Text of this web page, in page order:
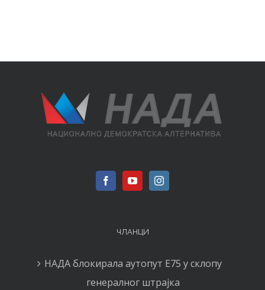
ЧЛАНЦИ
НАДА блокирала аутопут Е75 у склопу
генералног штрајка